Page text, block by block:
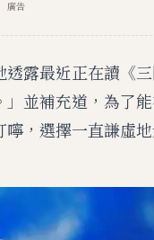
廣告
露最近正在讀《
並補充道，為了
，選擇一直謙虛